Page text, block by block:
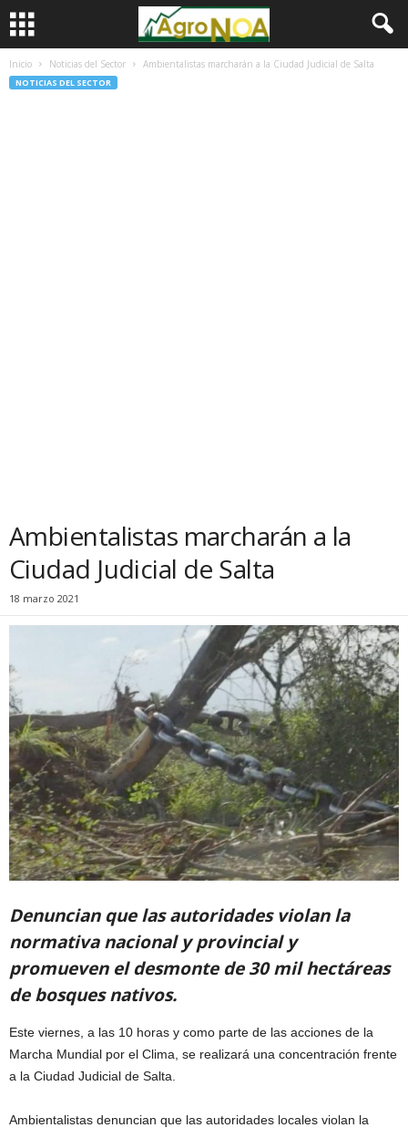
Inicio Noticias del Sector Ambientalistas marcharán a la Ciudad Judicial de Salta
NOTICIAS DEL SECTOR
Ambientalistas marcharán a la
Ciudad Judicial de Salta
18 marzo 2021
Denuncian que las autoridades violan la
normativa nacional y provincial y
promueven el desmonte de 30 mil hectáreas
de bosques nativos.
Este viernes, a las 10 horas y como parte de las acciones de la
Marcha Mundial por el Clima, se realizará una concentración frente
a la Ciudad Judicial de Salta.
Ambientalistas denuncian que las autoridades locales violan la